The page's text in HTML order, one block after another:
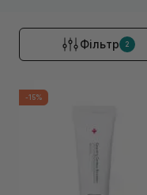
Фільтр 2
-15%